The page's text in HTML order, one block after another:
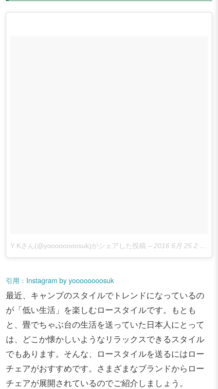
Y Kさん(@yoooooooosuk)がシェアした投稿 – 2016 6月 25 2:29午前 PDT
引用：Instagram by yoooooooosuk
最近、キャンプのスタイルでトレンドになっているの
が「低い生活」を楽しむロースタイルです。もとも
と、畳でちゃぶ台の生活を送っていた日本人にとって
は、どこか懐かしいようなリラックスできるスタイル
でもあります。そんな、ロースタイルを送るにはロー
チェアがおすすめです。さまざまなブランドからロー
チェアが展開されているのでご紹介しましょう。